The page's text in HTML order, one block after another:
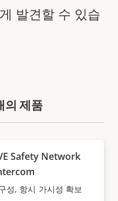
발견할 수 있습
의 제품
Safety Network
성, 항시 가시성 확보